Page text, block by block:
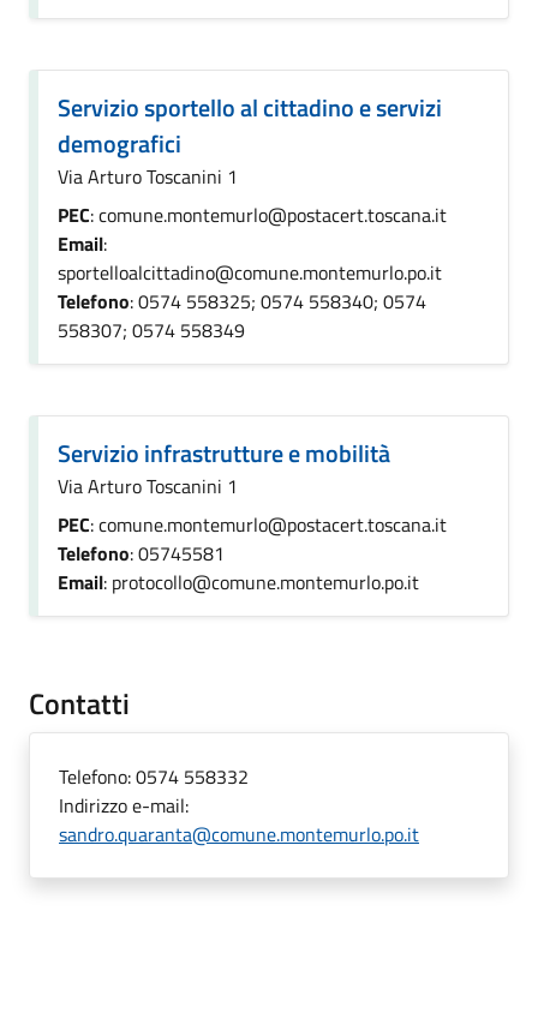
Servizio sportello al cittadino e servizi
demografici
Via Arturo Toscanini 1
PEC: comune.montemurlo@postacert.toscana.it
Email:
sportelloalcittadino@comune.montemurlo.po.it
Telefono: 0574 558325; 0574 558340; 0574
558307; 0574 558349
Servizio infrastrutture e mobilità
Via Arturo Toscanini 1
PEC: comune.montemurlo@postacert.toscana.it
Telefono: 05745581
Email: protocollo@comune.montemurlo.po.it
Contatti
Telefono:0574 558332
Indirizzo e-mail:
sandro.quaranta@comune.montemurlo.po.it